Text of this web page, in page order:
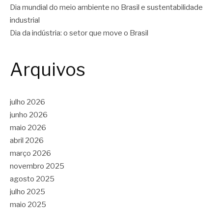
Dia mundial do meio ambiente no Brasil e sustentabilidade
industrial
Dia da indústria: o setor que move o Brasil
Arquivos
julho 2026
junho 2026
maio 2026
abril 2026
março 2026
novembro 2025
agosto 2025
julho 2025
maio 2025